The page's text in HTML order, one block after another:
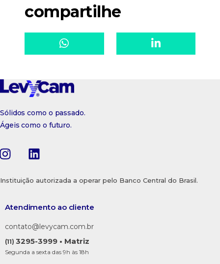
compartilhe
Sólidos como o passado.
Ágeis como o futuro.
Instituição autorizada a operar pelo Banco Central do Brasil.
Atendimento ao cliente
contato@levycam.com.br
(11) 3295-3999 • Matriz
Segunda a sexta das 9h às 18h